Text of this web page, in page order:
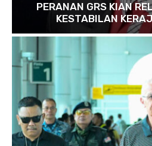
PERANAN GRS KIAN
KESTABILAN